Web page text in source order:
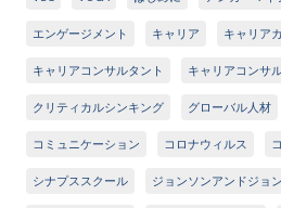
エンゲージメント キャリア キャリア
キャリアコンサルタント キャリアコンサ
クリティカルシンキング グローバル人材
コミュニケーション コロナウィルス
シナプススクール ジョンソンアンドジョ